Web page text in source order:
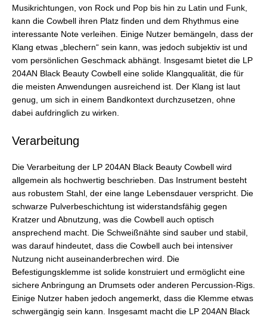
Musikrichtungen, von Rock und Pop bis hin zu Latin und Funk,
kann die Cowbell ihren Platz finden und dem Rhythmus eine
interessante Note verleihen. Einige Nutzer bemängeln, dass der
Klang etwas „blechern“ sein kann, was jedoch subjektiv ist und
vom persönlichen Geschmack abhängt. Insgesamt bietet die LP
204AN Black Beauty Cowbell eine solide Klangqualität, die für
die meisten Anwendungen ausreichend ist. Der Klang ist laut
genug, um sich in einem Bandkontext durchzusetzen, ohne
dabei aufdringlich zu wirken.
Verarbeitung
Die Verarbeitung der LP 204AN Black Beauty Cowbell wird
allgemein als hochwertig beschrieben. Das Instrument besteht
aus robustem Stahl, der eine lange Lebensdauer verspricht. Die
schwarze Pulverbeschichtung ist widerstandsfähig gegen
Kratzer und Abnutzung, was die Cowbell auch optisch
ansprechend macht. Die Schweißnähte sind sauber und stabil,
was darauf hindeutet, dass die Cowbell auch bei intensiver
Nutzung nicht auseinanderbrechen wird. Die
Befestigungsklemme ist solide konstruiert und ermöglicht eine
sichere Anbringung an Drumsets oder anderen Percussion-Rigs.
Einige Nutzer haben jedoch angemerkt, dass die Klemme etwas
schwergängig sein kann. Insgesamt macht die LP 204AN Black